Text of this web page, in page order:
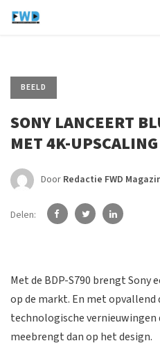
BEELD
SONY LANCEERT
MET 4K-UPSCALING
Door Redactie FWD
Delen:
Met de BDP-S790 brengt
op de markt. En met opvallend
technologische vernieuwingen
meebrengt dan op het design.